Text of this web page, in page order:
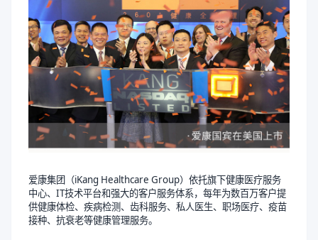
爱康集团（iKang Healthcare Group）依托旗下健康医疗服务
中心、IT技术平台和强大的客户服务体系，每年为数百万客户提
供健康体检、疾病检测、齿科服务、私人医生、职场医疗、疫苗
接种、抗衰老等健康管理服务。